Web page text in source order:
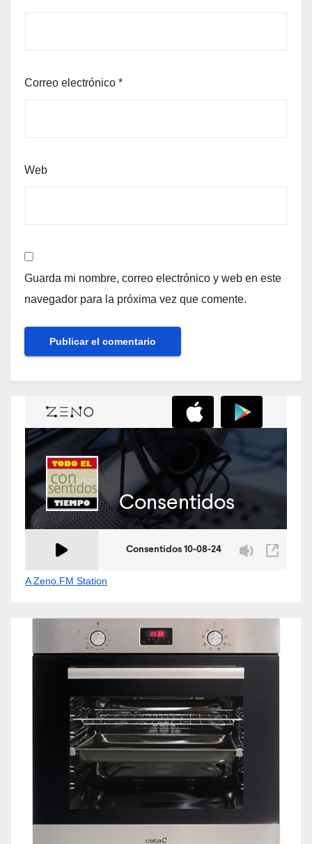
Correo electrónico *
Web
Guarda mi nombre, correo electrónico y web en este
navegador para la próxima vez que comente.
A Zeno.FM Station